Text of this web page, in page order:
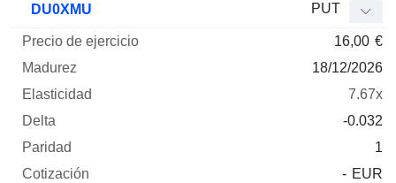
DU0XMU PUT
16,00 €
18/12/2026
7.67x
-0.032
1
- EUR